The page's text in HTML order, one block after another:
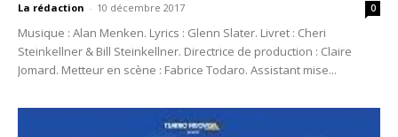
La rédaction - 10 décembre 2017 0
Musique : Alan Menken. Lyrics : Glenn Slater. Livret : Cheri
Steinkellner & Bill Steinkellner. Directrice de production : Claire
Jomard. Metteur en scène : Fabrice Todaro. Assistant mise...